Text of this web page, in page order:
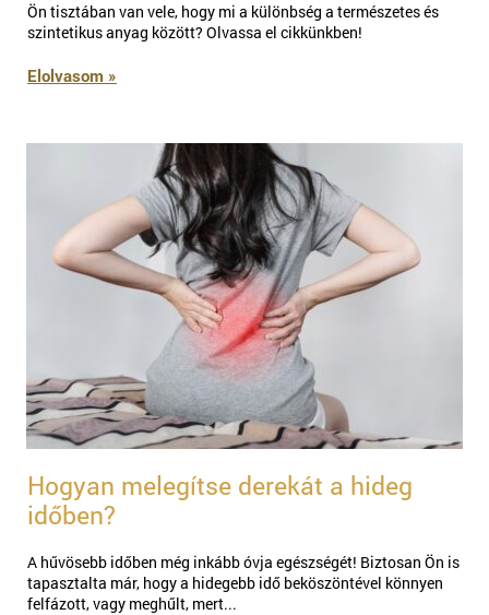
Ön tisztában van vele, hogy mi a különbség a természetes és
szintetikus anyag között? Olvassa el cikkünkben!
Elolvasom »
Hogyan melegítse derekát a hideg
időben?
​​A hűvösebb időben még inkább óvja egészségét! Biztosan Ön is
tapasztalta már, hogy a hidegebb idő beköszöntével könnyen
felfázott, vagy meghűlt, mert...